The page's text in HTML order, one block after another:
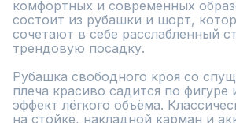
комфортных и современных
состоит из рубашки и шорт,
сочетают в себе расслабленный
трендовую посадку.
Рубашка свободного кроя со
плеча красиво садится по фигуре
эффект лёгкого объёма.
на стойке, накладной карман и